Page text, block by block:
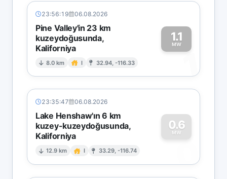
23:56:19 06.08.2026
Pine Valley'in 23 km
kuzeydoğusunda,
Kaliforniya
8.0 km I 32.94, -116.33
1.1
MW
1
23:35:47 06.08.2026
Lake Henshaw'ın 6 km
kuzey-kuzeydoğusunda,
Kaliforniya
12.9 km I 33.29, -116.74
0.6
MW
0